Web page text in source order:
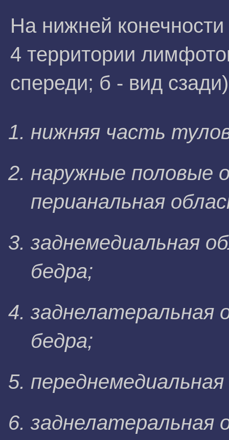
На нижней
4 территории
спереди; б - вид
нижняя часть
наружные половые
перианальная
заднемедиальная
бедра;
заднелатеральная
бедра;
заднелатеральная